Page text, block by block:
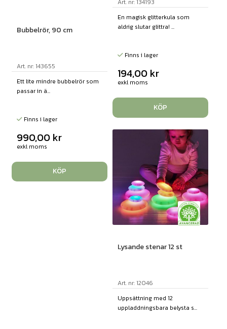
Bubbelrör, 90 cm
Art. nr: 143655
Ett lite mindre bubbelrör som
passar in ä...
Finns i lager
990,00 kr
exkl moms
KÖP
Art. nr: 134193
En magisk glitterkula som
aldrig slutar glittra! ...
Finns i lager
194,00 kr
exkl moms
KÖP
Lysande stenar 12 st
Art. nr: 12046
Uppsättning med 12
uppladdningsbara belysta s...